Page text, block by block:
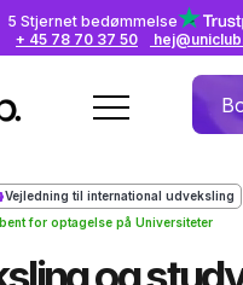
5 Stjernet bedømmelse
+ 45 78 70 37 50
Vejledning til international udveksling
for optagelse på Universiteter